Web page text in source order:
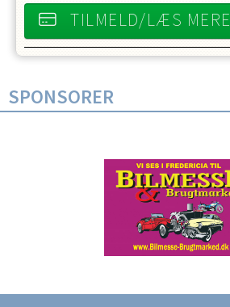
TILMELD/LÆS MERE
SPONSORER